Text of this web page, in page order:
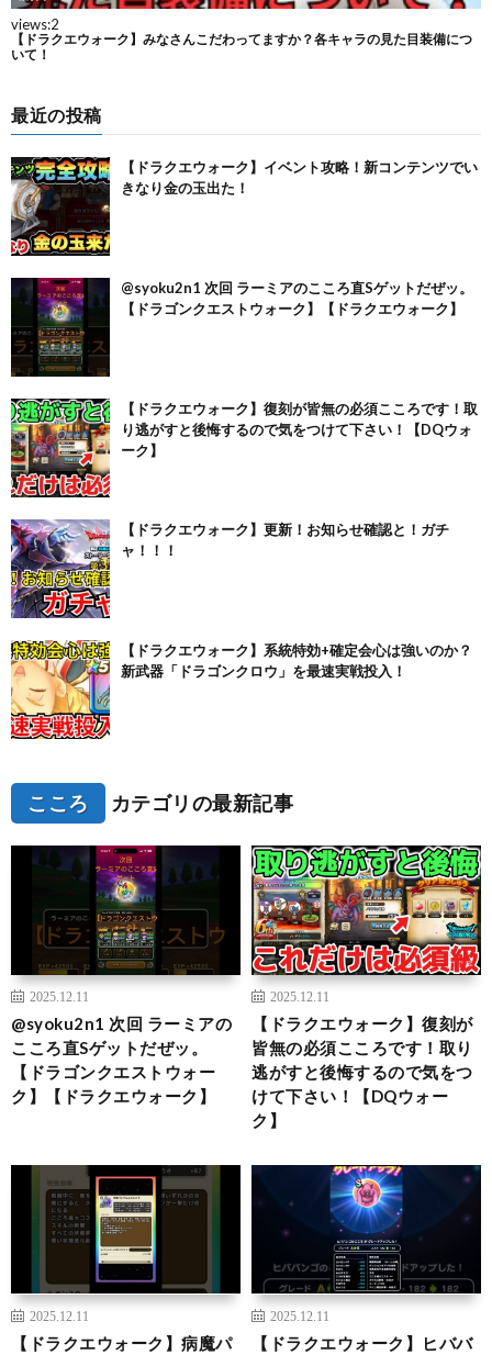
最近の投稿
【ドラクエウォーク】イベント攻略！新コンテンツでい
きなり金の玉出た！
@syoku2n1 次回 ラーミアのこころ直Sゲットだぜッ。
【ドラゴンクエストウォーク】【ドラクエウォーク】
【ドラクエウォーク】復刻が皆無の必須こころです！取
り逃がすと後悔するので気をつけて下さい！【DQウォ
ーク】
【ドラクエウォーク】更新！お知らせ確認と！ガチ
ャ！！！
【ドラクエウォーク】系統特効+確定会心は強いのか？
新武器「ドラゴンクロウ」を最速実戦投入！
こころ カテゴリの最新記事
2025.12.11
@syoku2n1 次回 ラーミアの
こころ直Sゲットだぜッ。
【ドラゴンクエストウォー
ク】【ドラクエウォーク】
2025.12.11
【ドラクエウォーク】復刻が
皆無の必須こころです！取り
逃がすと後悔するので気をつ
けて下さい！【DQウォー
ク】
2025.12.11
【ドラクエウォーク】病魔パ
2025.12.11
【ドラクエウォーク】ヒババ